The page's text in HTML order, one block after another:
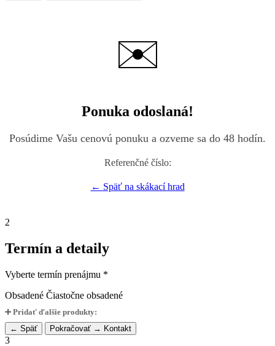
✉️
Ponuka odoslaná!
Posúdime Vašu cenovú ponuku a ozveme sa do 48 hodín.
Referenčné číslo:
← Späť na skákací hrad
2
Termín a detaily
Vyberte termín prenájmu *
Obsadené Čiastočne obsadené
➕ Pridať ďalšie produkty:
← Späť
Pokračovať → Kontakt
3